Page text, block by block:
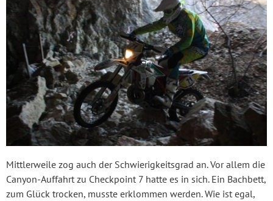
Mittlerweile zog auch der Schwierigkeitsgrad an. Vor allem die
Canyon-Auffahrt zu Checkpoint 7 hatte es in sich. Ein Bachbett,
zum Glück trocken, musste erklommen werden. Wie ist egal,